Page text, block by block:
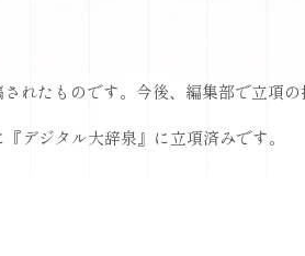
れたものです。今後、編集部で立項
デジタル大辞泉』に立項済みです。